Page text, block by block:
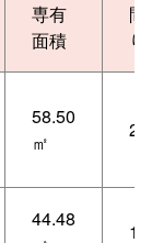
専有
面積
間
り
58.50
㎡
44.48